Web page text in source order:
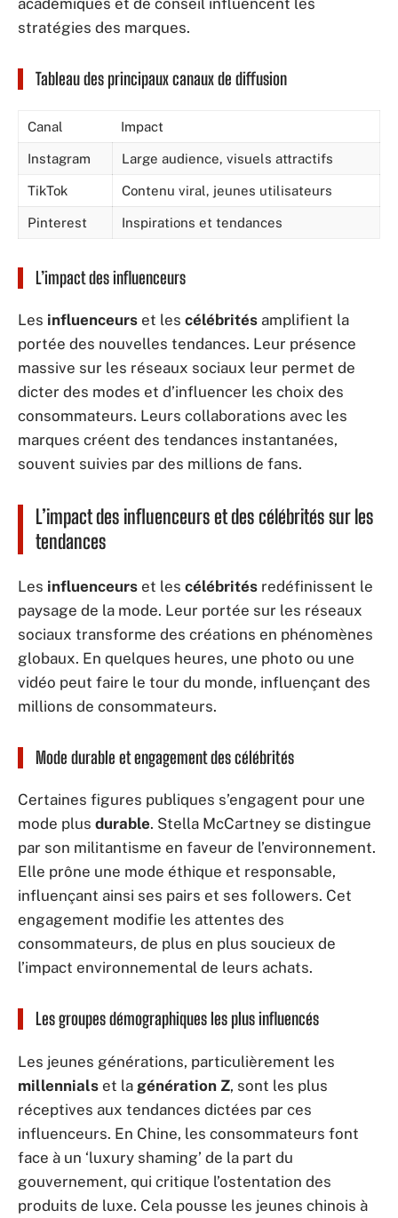
académiques et de conseil influencent les
stratégies des marques.
Tableau des principaux canaux de diffusion
Canal Impact
Instagram Large audience, visuels attractifs
TikTok Contenu viral, jeunes utilisateurs
Pinterest Inspirations et tendances
L’impact des influenceurs
Les influenceurs et les célébrités amplifient la
portée des nouvelles tendances. Leur présence
massive sur les réseaux sociaux leur permet de
dicter des modes et d’influencer les choix des
consommateurs. Leurs collaborations avec les
marques créent des tendances instantanées,
souvent suivies par des millions de fans.
L’impact des influenceurs et des célébrités sur les
tendances
Les influenceurs et les célébrités redéfinissent le
paysage de la mode. Leur portée sur les réseaux
sociaux transforme des créations en phénomènes
globaux. En quelques heures, une photo ou une
vidéo peut faire le tour du monde, influençant des
millions de consommateurs.
Mode durable et engagement des célébrités
Certaines figures publiques s’engagent pour une
mode plus durable. Stella McCartney se distingue
par son militantisme en faveur de l’environnement.
Elle prône une mode éthique et responsable,
influençant ainsi ses pairs et ses followers. Cet
engagement modifie les attentes des
consommateurs, de plus en plus soucieux de
l’impact environnemental de leurs achats.
Les groupes démographiques les plus influencés
Les jeunes générations, particulièrement les
millennials et la génération Z, sont les plus
réceptives aux tendances dictées par ces
influenceurs. En Chine, les consommateurs font
face à un ‘luxury shaming’ de la part du
gouvernement, qui critique l’ostentation des
produits de luxe. Cela pousse les jeunes chinois à